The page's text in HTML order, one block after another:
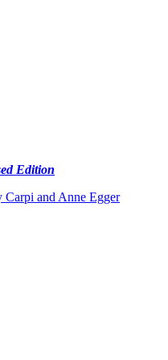
Edition
Carpi and Anne Egger